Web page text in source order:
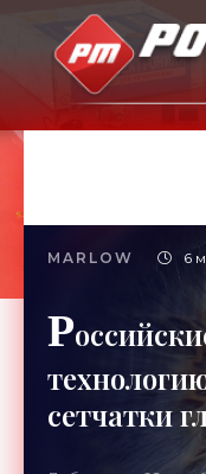
MARLOW 6
Р
сетчатки